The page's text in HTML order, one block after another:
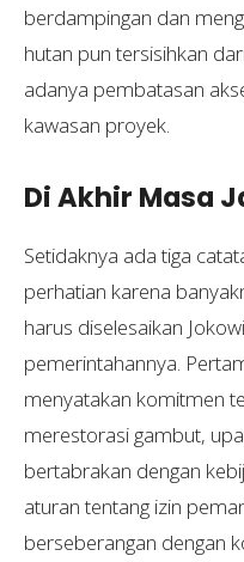
berdampingan dan
hutan pun tersisihkan
adanya pembatasan
kawasan proyek.
Di Akhir Masa
Setidaknya ada tiga
perhatian karena
harus diselesaikan
pemerintahannya.
menyatakan komitmen
merestorasi gambut,
bertabrakan dengan
aturan tentang izin
berseberangan dengan